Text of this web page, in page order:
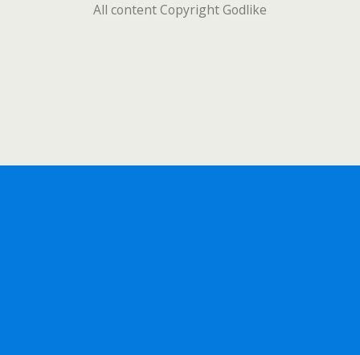
All content Copyright Godlike